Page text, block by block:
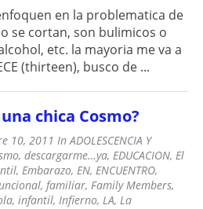
en la problematica de
se cortan, son bulimicos o
etc. la mayoria me va a
(thirteen), busco de ...
chica Cosmo?
10, 2011 InADOLESCENCIA Y
, descargarme…ya, EDUCACION, El
, Embarazo, EN, ENCUENTRO,
, familiar, Family Members,
, infantil, Infierno, LA, La